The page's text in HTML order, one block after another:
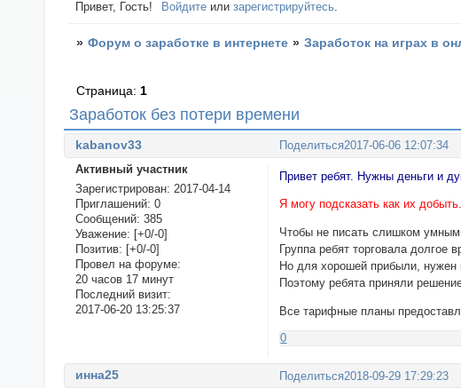
Привет, Гость! Войдите илизарегистрируйтесь.
» Форум о заработке в интернете » Заработок на играх в
Заработок без потери времени
Страница: 1
Поделиться2017-06-06 12:07:34
kabanov33
Активный участник
Зарегистрирован: 2017-04-14
Приглашений: 0
Сообщений: 385
Уважение: [+0/-0]
Позитив: [+0/-0]
Провел на форуме:
20 часов 17 минут
Последний визит:
2017-06-20 13:25:37
Привет ребят. Нужны деньги и
Я могу подсказать как их добыть.
Чтобы не писать слишком
Группа ребят торговала долгое
Но для хорошей прибыли, нужен
Поэтому ребята приняли
Все тарифные планы
0
Поделиться2018-09-29 17:29:23
инна25